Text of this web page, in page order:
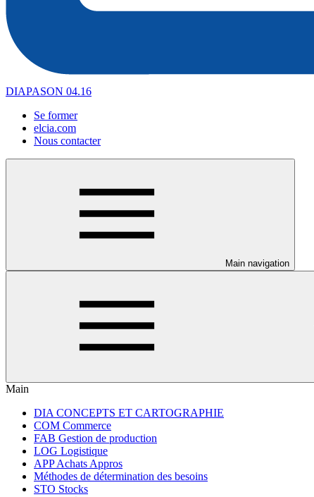
DIAPASON 04.16
Se former
elcia.com
Nous contacter
Main navigation
Main
DIA CONCEPTS ET CARTOGRAPHIE
COM Commerce
FAB Gestion de production
LOG Logistique
APP Achats Appros
Méthodes de détermination des besoins
STO Stocks